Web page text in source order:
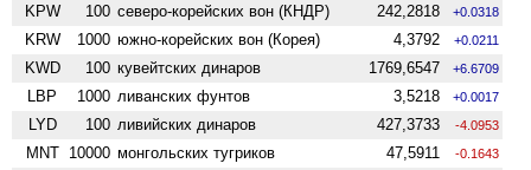
KPW 100 северо-корейских вон (КНДР) 242,2818 +0.0318
KRW 1000 южно-корейских вон (Корея) 4,3792 +0.0211
KWD 100 кувейтских динаров 1769,6547 +6.6709
LBP 1000 ливанских фунтов 3,5218 +0.0017
LYD 100 ливийских динаров 427,3733 -4.0953
MNT 10000 монгольских тугриков 47,5911 -0.1643